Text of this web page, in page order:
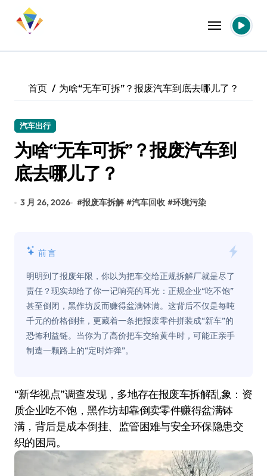
首页 为啥“无车可拆”？报废汽车到底去哪儿了？
汽车出行
为啥“无车可拆”？报废汽车到
底去哪儿了？
3 月 26, 2026 #报废车拆解 #汽车回收 #环境污染
前言
明明到了报废年限，你以为把车交给正规拆解厂就是尽了
责任？现实却给了你一记响亮的耳光：正规企业“吃不饱”
甚至倒闭，黑作坊反而赚得盆满钵满。这背后不仅是每吨
千元的价格倒挂，更藏着一条把报废零件拼装成“新车”的
恐怖利益链。当你为了高价把车交给黄牛时，可能正亲手
制造一颗路上的“定时炸弹”。
“新华视点”调查发现，多地存在报废车拆解乱象：资
质企业吃不饱，黑作坊却靠倒卖零件赚得盆满钵
满，背后是成本倒挂、监管困难与安全环保隐患交
织的困局。